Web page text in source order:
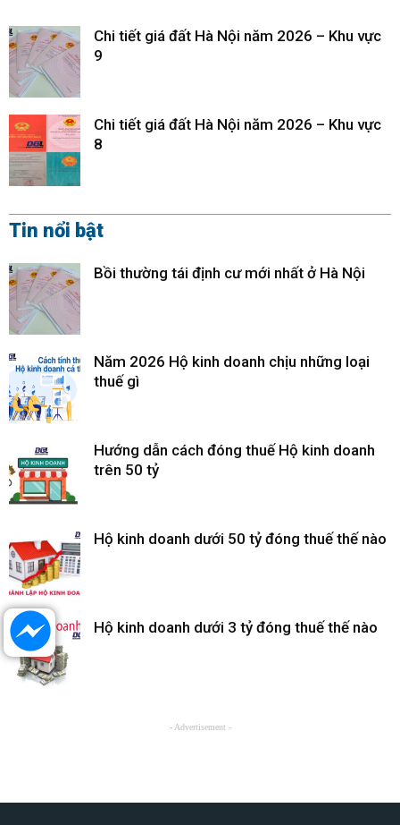
Chi tiết giá đất Hà Nội năm 2026 – Khu vực
9
Chi tiết giá đất Hà Nội năm 2026 – Khu vực
8
Tin nổi bật
Bồi thường tái định cư mới nhất ở Hà Nội
Năm 2026 Hộ kinh doanh chịu những loại
thuế gì
Hướng dẫn cách đóng thuế Hộ kinh doanh
trên 50 tỷ
Hộ kinh doanh dưới 50 tỷ đóng thuế thế nào
Hộ kinh doanh dưới 3 tỷ đóng thuế thế nào
- Advertisement -